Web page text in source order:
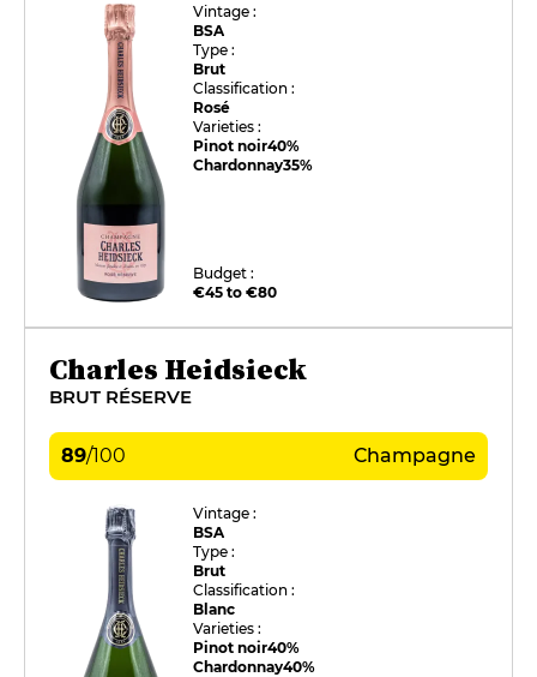
Vintage :
BSA
Type :
Brut
Classification :
Rosé
Varieties :
Pinot noir40%
Chardonnay35%
Budget :
€45 to €80
Charles Heidsieck
BRUT RÉSERVE
89/100 Champagne
Vintage :
BSA
Type :
Brut
Classification :
Blanc
Varieties :
Pinot noir40%
Chardonnay40%